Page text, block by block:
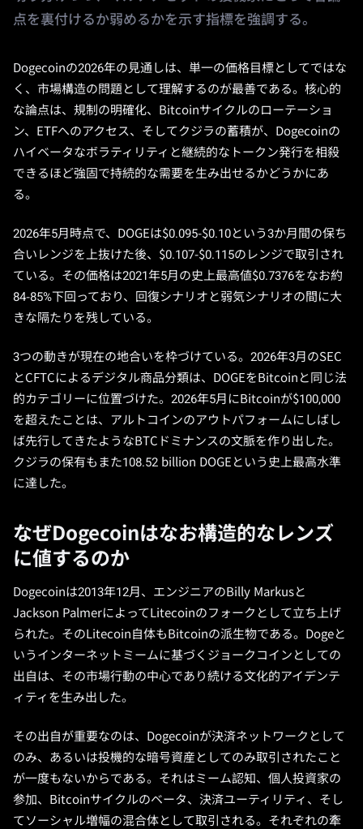
点を裏付けるか弱めるかを示す指標を強調する。
Dogecoinの2026年の見通しは、単一の価格目標としてではな
く、市場構造の問題として理解するのが最善である。核心的
な論点は、規制の明確化、Bitcoinサイクルのローテーショ
ン、ETFへのアクセス、そしてクジラの蓄積が、Dogecoinの
ハイベータなボラティリティと継続的なトークン発行を相殺
できるほど強固で持続的な需要を生み出せるかどうかにあ
る。
2026年5月時点で、DOGEは$0.095-$0.10という3か月間の保ち
合いレンジを上抜けた後、$0.107-$0.115のレンジで取引され
ている。その価格は2021年5月の史上最高値$0.7376をなお約
84-85%下回っており、回復シナリオと弱気シナリオの間に大
きな隔たりを残している。
3つの動きが現在の地合いを枠づけている。2026年3月のSEC
とCFTCによるデジタル商品分類は、DOGEをBitcoinと同じ法
的カテゴリーに位置づけた。2026年5月にBitcoinが$100,000
を超えたことは、アルトコインのアウトパフォームにしばし
ば先行してきたようなBTCドミナンスの文脈を作り出した。
クジラの保有もまた108.52 billion DOGEという史上最高水準
に達した。
なぜDogecoinはなお構造的なレンズ
に値するのか
Dogecoinは2013年12月、エンジニアのBilly Markusと
Jackson PalmerによってLitecoinのフォークとして立ち上げ
られた。そのLitecoin自体もBitcoinの派生物である。Dogeと
いうインターネットミームに基づくジョークコインとしての
出自は、その市場行動の中心であり続ける文化的アイデンテ
ィティを生み出した。
その出自が重要なのは、Dogecoinが決済ネットワークとして
のみ、あるいは投機的な暗号資産としてのみ取引されたこと
が一度もないからである。それはミーム認知、個人投資家の
参加、Bitcoinサイクルのベータ、決済ユーティリティ、そし
てソーシャル増幅の混合体として取引される。それぞれの牽